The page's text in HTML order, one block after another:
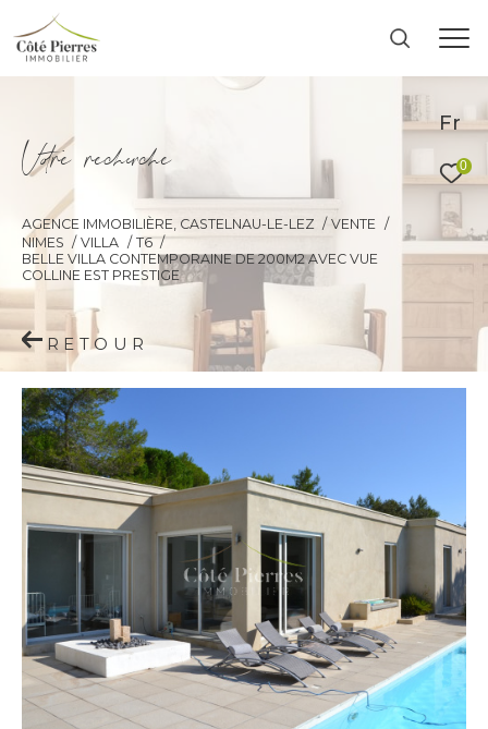
Fr
0
Vore recece
AGENCE IMMOBILIÈRE, CASTELNAU-LE-LEZ
VENTE
NIMES
VILLA
T6
BELLE VILLA CONTEMPORAINE DE 200M2 AVEC VUE
COLLINE EST PRESTIGE
RETOUR